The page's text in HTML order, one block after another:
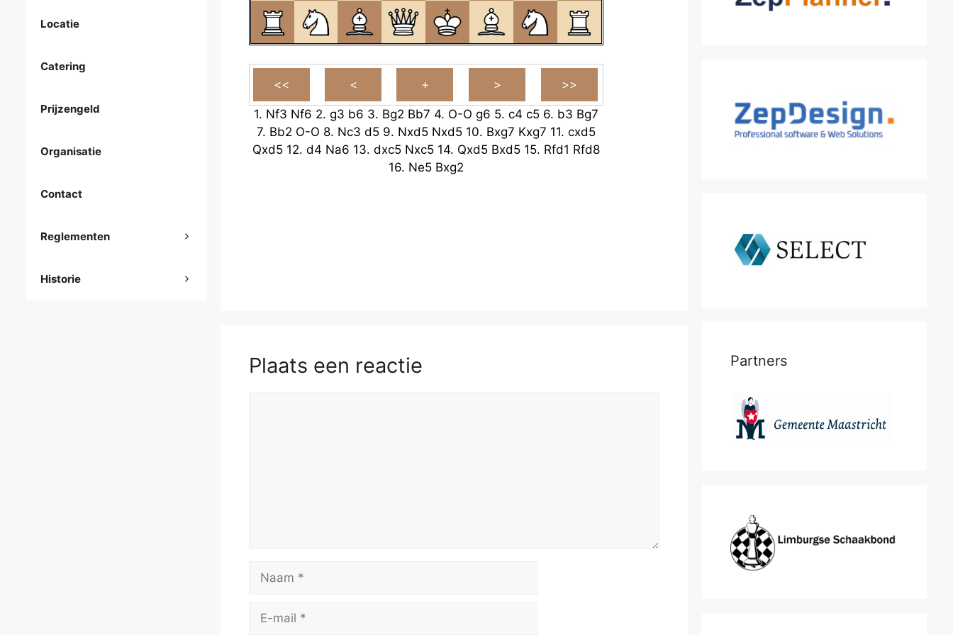
1. Nf3 Nf6 2. g3 b6 3. Bg2 Bb7 4. O-O g6 5. c4 c5 6. b3 Bg7
7. Bb2 O-O 8. Nc3 d5 9. Nxd5 Nxd5 10. Bxg7 Kxg7 11. cxd5
Qxd5 12. d4 Na6 13. dxc5 Nxc5 14. Qxd5 Bxd5 15. Rfd1 Rfd8
16. Ne5 Bxg2
Plaats een reactie
mail
Locatie
Catering
Prijzengeld
Organisatie
Contact
Reglementen
Historie
Partners